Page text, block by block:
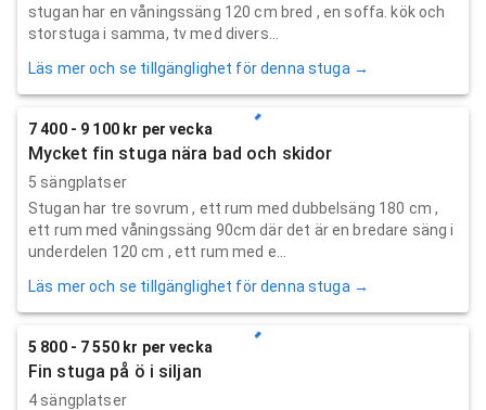
stugan har en våningssäng 120 cm bred , en soffa. kök och
storstuga i samma, tv med divers...
Läs mer och se tillgänglighet för denna stuga →
7 400 - 9 100 kr per vecka
Mycket fin stuga nära bad och skidor
5 sängplatser
Stugan har tre sovrum , ett rum med dubbelsäng 180 cm ,
ett rum med våningssäng 90cm där det är en bredare säng i
underdelen 120 cm , ett rum med e...
Läs mer och se tillgänglighet för denna stuga →
5 800 - 7 550 kr per vecka
Fin stuga på ö i siljan
4 sängplatser